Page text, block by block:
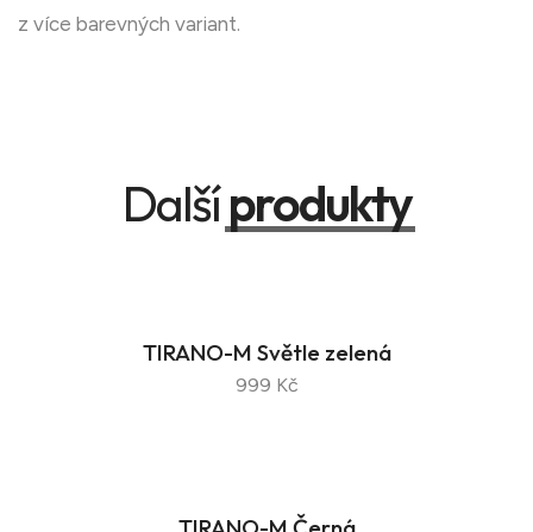
z více barevných variant.
Dalšíprodukty
TIRANO-M Světle zelená
999 Kč